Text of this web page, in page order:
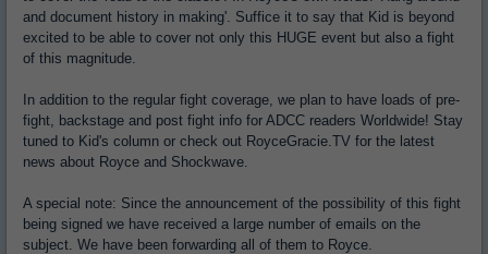
and document history in making'. Suffice it to say that Kid is beyond
excited to be able to cover not only this HUGE event but also a fight
of this magnitude.
In addition to the regular fight coverage, we plan to have loads of pre-
fight, backstage and post fight info for ADCC readers Worldwide! Stay
tuned to Kid's column or check out RoyceGracie.TV for the latest
news about Royce and Shockwave.
A special note: Since the announcement of the possibility of this fight
being signed we have received a large number of emails on the
subject. We have been forwarding all of them to Royce.